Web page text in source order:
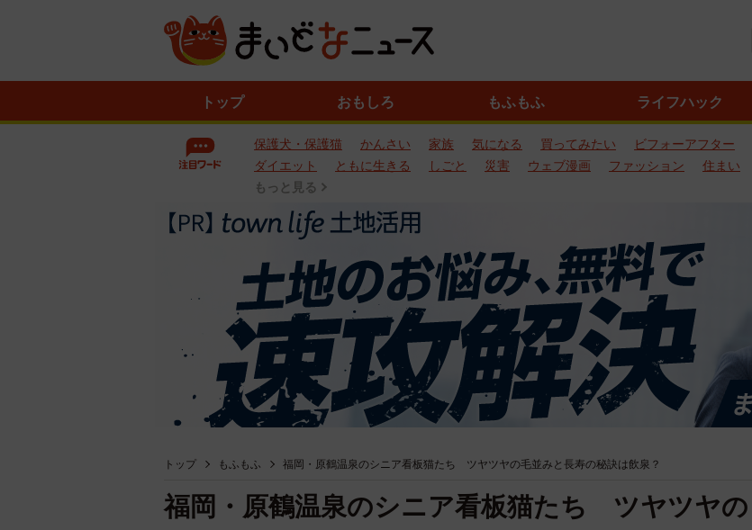
トップ おもしろ もふもふ ライフハック
保護犬・保護猫 かんさい 家族 気になる 買ってみたい ビフォーアフター
ダイエット
ともに生きる しごと 災害 ウェブ漫画 ファッション 住まい
もっと見る
トップ もふもふ 福岡・原鶴温泉のシニア看板猫たち ツヤツヤの毛並みと長寿の秘訣は飲泉？
福岡・原鶴温泉のシニア看板猫たち ツヤツヤの